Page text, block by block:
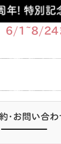
6/1~8/
･お問い合わ